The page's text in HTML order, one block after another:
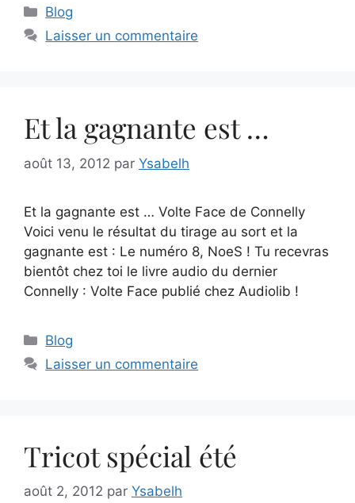
Catégories
Blog
Laisser un commentaire
Et la gagnante est …
août 13, 2012 par Ysabelh
Et la gagnante est … Volte Face de Connelly
Voici venu le résultat du tirage au sort et la
gagnante est : Le numéro 8, NoeS ! Tu recevras
bientôt chez toi le livre audio du dernier
Connelly : Volte Face publié chez Audiolib !
Catégories
Blog
Laisser un commentaire
Tricot spécial été
août 2, 2012 par Ysabelh